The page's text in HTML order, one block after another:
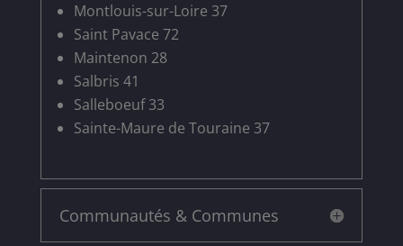
Montlouis-sur-Loire 37
Saint Pavace 72
Maintenon 28
Salbris 41
Salleboeuf 33
Sainte-Maure de Touraine 37
Communautés & Communes